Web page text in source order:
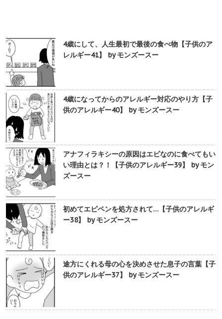
4歳にして、人生最初で最後の食べ物【子供のア
レルギー41】 by モンズースー
4歳になってからのアレルギー対応のやり方【子
供のアレルギー40】 by モンズースー
アナフィラキシーの原因はエビなのに食べてもい
い理由とは？！【子供のアレルギー39】 by モン
ズースー
初めてエピペンを処方されて…【子供のアレルギ
ー38】 by モンズースー
途方にくれる母の心を決めさせた息子の言葉【子
供のアレルギー37】 by モンズースー